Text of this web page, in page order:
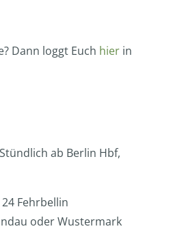
Dann loggt Euch hier in
ab Berlin Hbf,
Fehrbellin
oder Wustermark